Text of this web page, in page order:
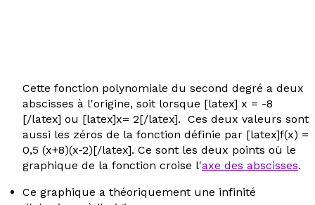
Cette fonction polynomiale du second degré a deux
abscisses à l'origine, soit lorsque [latex] x = -8
[/latex] ou [latex]x= 2[/latex]. Ces deux valeurs sont
aussi les zéros de la fonction définie par [latex]f(x) =
0,5 (x+8)(x-2)[/latex]. Ce sont les deux points où le
graphique de la fonction croise l'axe des abscisses.
Ce graphique a théoriquement une infinité